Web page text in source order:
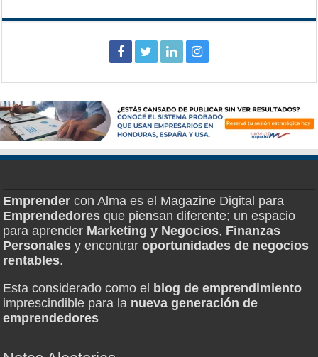
Emprender con Alma es el Magazine Digital para
Emprendedores que piensan diferente; un espacio
para aprender Marketing y Negocios, Finanzas
Personales y encontraroportunidades de negocios
rentables.
Esta considerado como el blog de emprendimiento
imprescindible para la nueva generación de
emprendedores